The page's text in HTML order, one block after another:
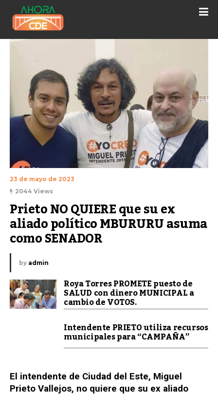
23 de mayo de 2023
2044 Views
Prieto NO QUIERE que su ex
aliado político MBURURU asuma
como SENADOR
by admin
Roya Torres PROMETE puesto de
SALUD con dinero MUNICIPAL a
cambio de VOTOS.
Intendente PRIETO utiliza recursos
municipales para “CAMPAÑA”
El intendente de Ciudad del Este, Miguel
Prieto Vallejos, no quiere que su ex aliado